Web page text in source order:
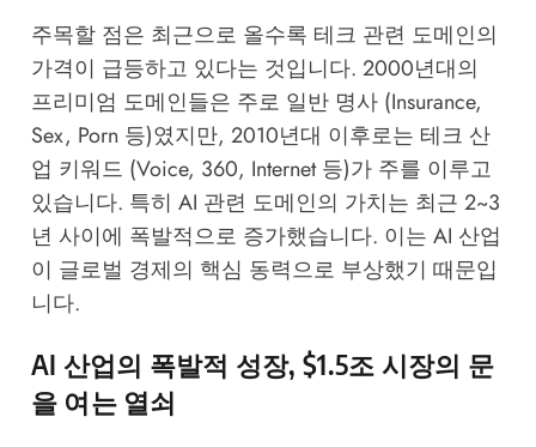
주목할 점은 최근으로 올수록 테크 관련 도메인의
가격이 급등하고 있다는 것입니다. 2000년대의
프리미엄 도메인들은 주로 일반 명사 (Insurance,
Sex, Porn 등)였지만, 2010년대 이후로는 테크 산
업 키워드 (Voice, 360, Internet 등)가 주를 이루고
있습니다. 특히 AI 관련 도메인의 가치는 최근 2~3
년 사이에 폭발적으로 증가했습니다. 이는 AI 산업
이 글로벌 경제의 핵심 동력으로 부상했기 때문입
니다.
AI 산업의 폭발적 성장, $1.5조 시장의 문
을 여는 열쇠